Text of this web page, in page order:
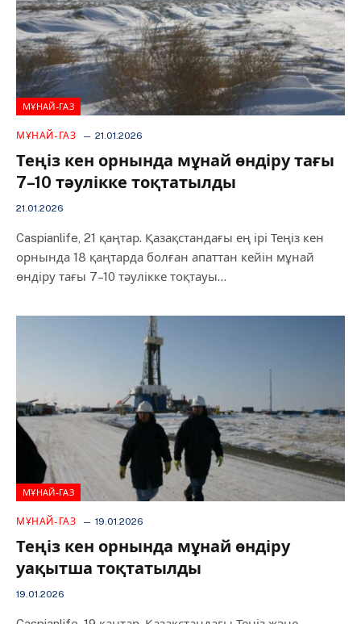
МҰНАЙ-ГАЗ
МҰНАЙ-ГАЗ 21.01.2026
Теңіз кен орнында мұнай өндіру тағы
7–10 тәулікке тоқтатылды
21.01.2026
Caspianlife, 21 қаңтар. Қазақстандағы ең ірі Теңіз кен
орнында 18 қаңтарда болған апаттан кейін мұнай
өндіру тағы 7–10 тәулікке тоқтауы…
МҰНАЙ-ГАЗ
МҰНАЙ-ГАЗ 19.01.2026
Теңіз кен орнында мұнай өндіру
уақытша тоқтатылды
19.01.2026